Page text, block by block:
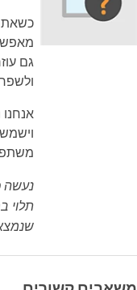
גם
נעשה
תלוי